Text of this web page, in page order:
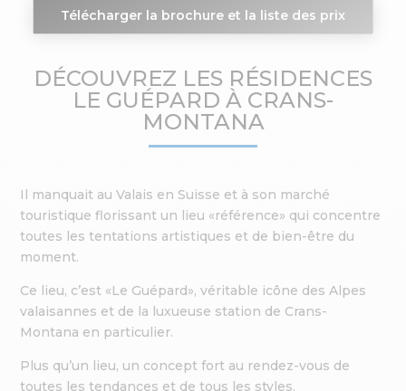
Télécharger la brochure et la liste des prix
DÉCOUVREZ LES RÉSIDENCES
LE GUÉPARD À CRANS-
MONTANA
Il manquait au Valais en Suisse et à son marché
touristique florissant un lieu «référence» qui concentre
toutes les tentations artistiques et de bien-être du
moment.
Ce lieu, c’est «Le Guépard», véritable icône des Alpes
valaisannes et de la luxueuse station de Crans-
Montana en particulier.
Plus qu’un lieu, un concept fort au rendez-vous de
toutes les tendances et de tous les styles.